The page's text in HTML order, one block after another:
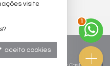
de Privacidade
1
visite
?
aceito cookies